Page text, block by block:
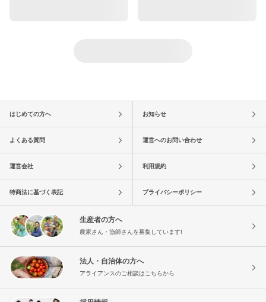
はじめての方へ お知らせ
よくある質問 運営へのお問い合わせ
運営会社 利用規約
特商法に基づく表記 プライバシーポリシー
生産者の方へ
農家さん・漁師さんを募集しています!
法人・自治体の方へ
アライアンスのご相談はこちらから